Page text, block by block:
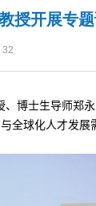
授开展专
32
、博士生导师郑
全球化人才发展